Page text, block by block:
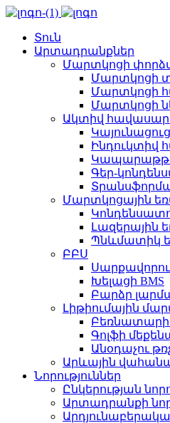
Տուն
Արտադրանքներ
Մարտկոցի
Մարտկոցի
Մարտկոցի
Մարտկոցի
Ակտիվ
Ինդուկտիվ
Գեր-
Մարտկոցային
Լազերային
Պնևմատիկ
ԲԲՍ
Խելացի BMS
Բարձր
Լիթիումային
Գոլֆի
Անօդաչու
Արևային
Նորություններ
Ընկերության
Արտադրանքի